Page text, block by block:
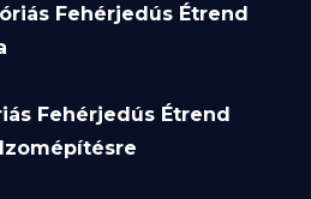
Fehérjedús Étrend
Fehérjedús Étrend